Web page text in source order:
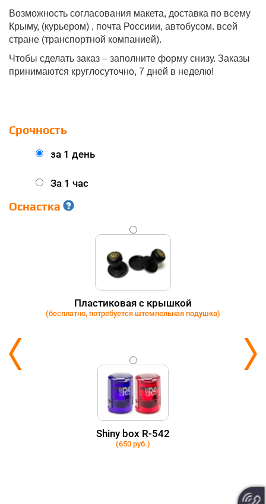
Возможность согласования макета, доставка по всему
Крыму, (курьером) , почта Россиии, автобусом. всей
стране (транспортной компанией).
Чтобы сделать заказ – заполните форму снизу. Заказы
принимаются круглосуточно, 7 дней в неделю!
Срочность
за 1 день
За 1 час
Оснастка
Пластиковая с крышкой
(бесплатно, потребуется штемпельная подушка)
Shiny box R-542
(650 руб.)